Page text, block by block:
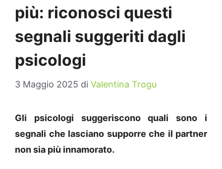
più: riconosci questi
segnali suggeriti dagli
psicologi
3 Maggio 2025 di Valentina Trogu
Gli psicologi suggeriscono quali sono i
segnali che lasciano supporre che il partner
non sia più innamorato.